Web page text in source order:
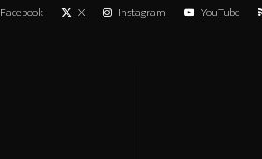
Facebook X Instagram YouTube